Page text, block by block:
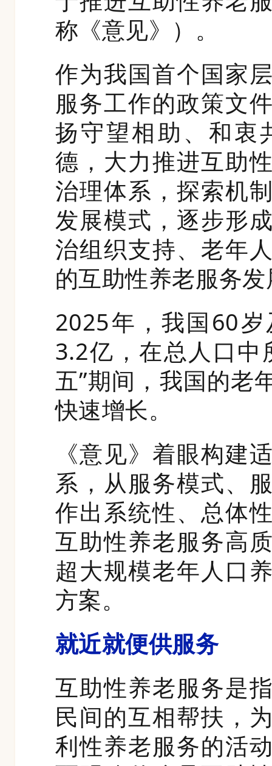
称《意见》）。
作为我国首个国家
服务工作的政策文
扬守望相助、和衷
德，大力推进互助
治理体系，探索机
发展模式，逐步形
治组织支持、老年
的互助性养老服务
2025年，我国60
3.2亿，在总人口中
五”期间，我国的老
快速增长。
《意见》着眼构建
系，从服务模式、
作出系统性、总体
互助性养老服务高
超大规模老年人口
方案。
就近就便供服务
互助性养老服务是
民间的互相帮扶，
利性养老服务的活